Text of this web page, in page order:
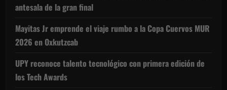
antesala de la gran final
Mayitas Jr emprende el viaje rumbo a la Copa Cuervos MUR
2026 en Oxkutzcab
UPY reconoce talento tecnológico con primera edición de
los Tech Awards